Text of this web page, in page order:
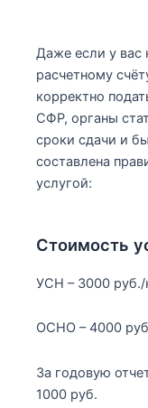
Даже если у вас
расчетному
корректно
СФР, органы
сроки сдачи и
составлена
услугой:
Стоимость
УСН – 3000 руб./
ОСНО – 4000
За годовую
1000 руб.